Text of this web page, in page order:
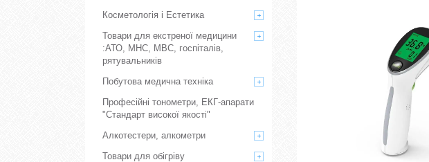
Косметологія і Естетика
Товари для екстреної медицини
:АТО, МНС, МВС, госпіталів,
рятувальників
Побутова медична техніка
Професійні тонометри, ЕКГ-апарати
"Стандарт високої якості"
Алкотестери, алкометри
Товари для обігріву